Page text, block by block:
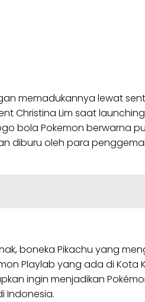
memadukannya lewat
Christina Lim saat
bola Pokemon berwarna
diburu oleh para
boneka Pikachu yang
Playlab yang ada di Kota
ingin menjadikan
Indonesia.